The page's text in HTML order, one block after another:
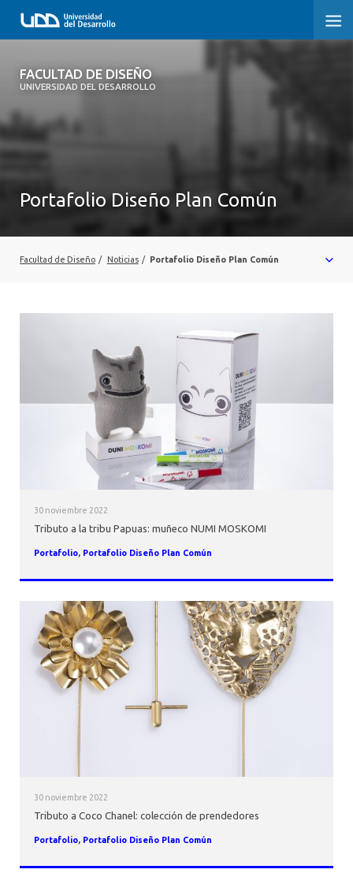
FACULTAD DE DISEÑO
UNIVERSIDAD DEL DESARROLLO
FACULTAD DE DISEÑO
INICIO
Portafolio Diseño Plan Común
Facultad de Diseño / Noticias / Portafolio Diseño Plan Común
30 noviembre 2022
Tributo a la tribu Papuas: muñeco NUMI MOSKOMI
Portafolio, Portafolio Diseño Plan Común
30 noviembre 2022
Tributo a Coco Chanel: colección de prendedores
Portafolio, Portafolio Diseño Plan Común